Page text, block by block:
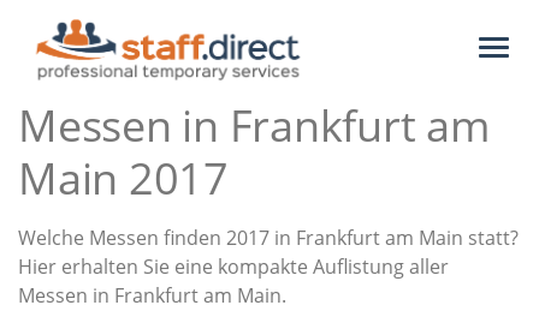
Toggle
Messen in Frankfurt am
Main 2017
Welche Messen finden 2017 in Frankfurt am Main statt?
Hier erhalten Sie eine kompakte Auflistung aller
Messen in Frankfurt am Main.